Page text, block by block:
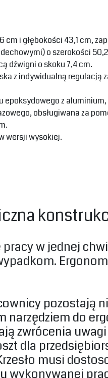
i głębokości 43,1 cm,
o szerokości
dźwigni o skoku 7,4 cm.‎
z indywidualną regulacją
z
obsługiwana za
wersji wysokiej.‎
w jednej
pozostają
narzędziem do
zwrócenia
dla
musi
wykonywanej